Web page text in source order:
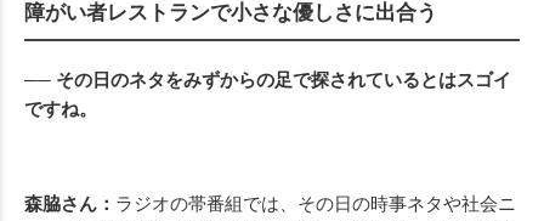
障がい者レストランで小さな優しさに出合う
── その日のネタをみずからの足で探されているとはスゴイ
ですね。
森脇さん： ラジオの帯番組では、その日の時事ネタや社会ニ